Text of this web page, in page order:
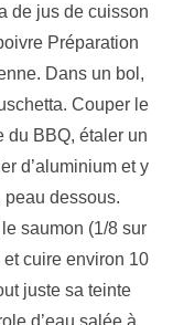
de jus de cuisson
Préparation
Dans un bol,
Couper le
du BBQ, étaler un
d’aluminium et y
dessous.
saumon (1/8 sur
cuire environ 10
juste sa teinte
d’eau salée à